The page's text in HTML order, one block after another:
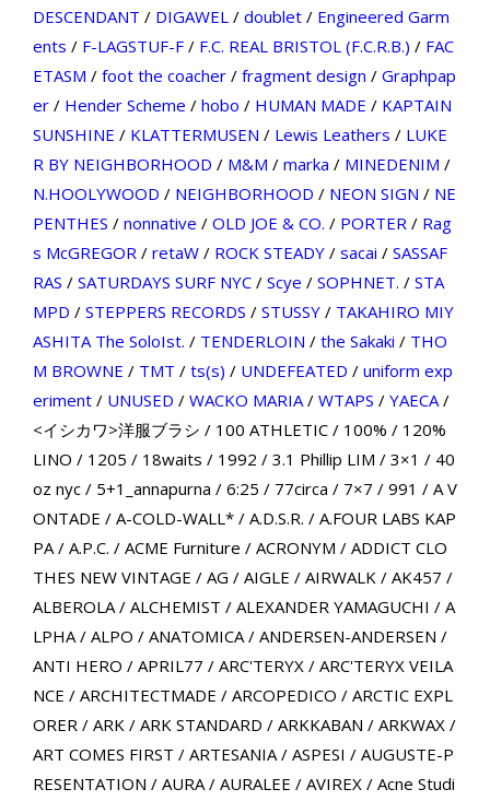
DESCENDANT / DIGAWEL/ doublet/ Engineered Garm
ents / F-LAGSTUF-F/ F.C. REAL BRISTOL (F.C.R.B.) / FAC
ETASM / foot the coacher/ fragment design / Graphpap
er/ Hender Scheme / hobo / HUMAN MADE / KAPTAIN
SUNSHINE / KLATTERMUSEN / Lewis Leathers / LUKE
R BY NEIGHBORHOOD / M&M / marka / MINEDENIM /
N.HOOLYWOOD / NEIGHBORHOOD / NEON SIGN / NE
PENTHES / nonnative / OLD JOE & CO. / PORTER/ Rag
s McGREGOR/ retaW/ ROCK STEADY/ sacai / SASSAF
RAS / SATURDAYS SURF NYC/ Scye / SOPHNET. / STA
MPD / STEPPERS RECORDS / STUSSY/ TAKAHIRO MIY
ASHITA The SoloIst. / TENDERLOIN / the Sakaki / THO
M BROWNE / TMT / ts(s) / UNDEFEATED / uniform exp
eriment/ UNUSED / WACKO MARIA/ WTAPS / YAECA/
<イシカワ>洋服ブラシ / 100 ATHLETIC/ 100% / 120%
LINO / 1205 / 18waits / 1992 / 3.1 Phillip LIM / 3×1 / 40
oz nyc/ 5+1_annapurna / 6:25 / 77circa / 7×7 / 991 / A V
ONTADE / A-COLD-WALL*/ A.D.S.R. / A.FOUR LABS KAP
PA/ A.P.C. / ACME Furniture / ACRONYM / ADDICT CLO
THES NEW VINTAGE / AG / AIGLE / AIRWALK/ AK457 /
ALBEROLA/ ALCHEMIST / ALEXANDER YAMAGUCHI / A
LPHA/ ALPO / ANATOMICA/ ANDERSEN-ANDERSEN /
ANTI HERO / APRIL77 / ARC'TERYX/ ARC'TERYX VEILA
NCE / ARCHITECTMADE / ARCOPEDICO / ARCTIC EXPL
ORER/ ARK/ ARK STANDARD / ARKKABAN / ARKWAX/
ART COMES FIRST / ARTESANIA/ ASPESI / AUGUSTE-P
RESENTATION / AURA/ AURALEE / AVIREX/ Acne Studi